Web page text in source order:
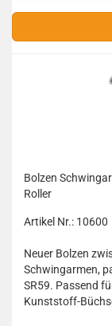
Bolzen
Roller
Artikel Nr.: 10600
Neuer Bolzen
Schwingarmen,
SR59. Passend
Kunststoff-